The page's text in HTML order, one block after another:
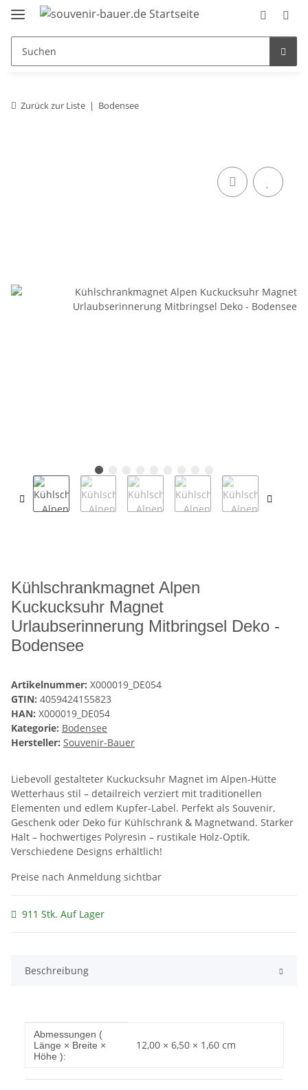
Zurück zur Liste Bodensee
Kühlschrankmagnet Alpen
Kuckucksuhr Magnet
Urlaubserinnerung Mitbringsel Deko -
Bodensee
Artikelnummer: X000019_DE054
GTIN: 4059424155823
HAN: X000019_DE054
Kategorie: Bodensee
Hersteller: Souvenir-Bauer
Liebevoll gestalteter Kuckucksuhr Magnet im Alpen-Hütte
Wetterhaus stil – detailreich verziert mit traditionellen
Elementen und edlem Kupfer-Label. Perfekt als Souvenir,
Geschenk oder Deko für Kühlschrank & Magnetwand. Starker
Halt – hochwertiges Polyresin – rustikale Holz-Optik.
Verschiedene Designs erhältlich!
Preise nach Anmeldung sichtbar
911 Stk. Auf Lager
Beschreibung
Produkteigenschaft
Wert
Abmessungen (
Länge × Breite ×
Höhe ):
12,00 × 6,50 × 1,60 cm